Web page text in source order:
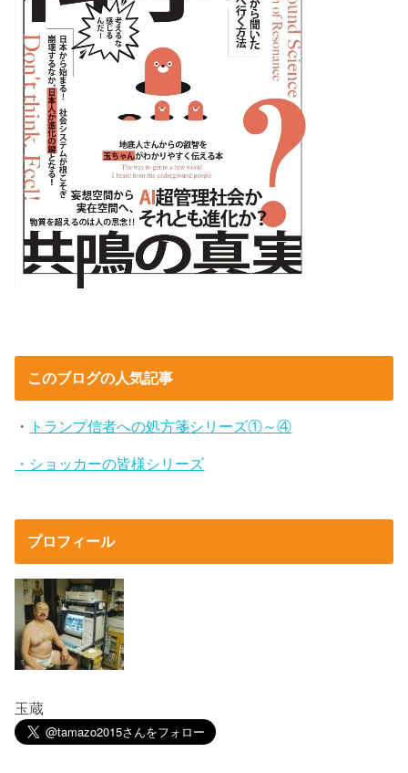
このブログの人気記事
・ トランプ信者への処方箋シリーズ①～④
・ショッカーの皆様シリーズ
プロフィール
玉蔵